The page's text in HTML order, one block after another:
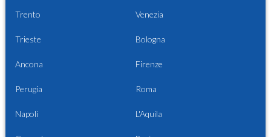
Trento Venezia
Trieste Bologna
Ancona Firenze
Perugia Roma
Napoli L'Aquila